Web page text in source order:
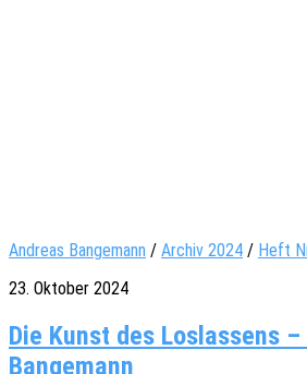
Andreas Bangemann / Archiv 2024 / Heft
23. Oktober 2024
Die Kunst des Loslassens
Bangemann